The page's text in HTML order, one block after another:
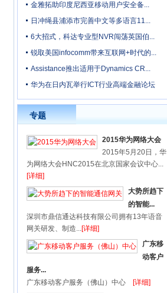
金雅拓助印度尼西亚移动用户安全备...
日冲绳县浦添市完善中文等多语言11...
6大招式，科达专业型NVR闯荡英国伯...
锐取美国infocomm带来互联网+时代的...
Assistance推出适用于Dynamics CR...
华为在日内瓦举行ICT行业高端金融论坛
专题
2015华为网络大会
2015年5月20日，华
为网络大会HNC2015在北京国家会议中心...
[详细]
大势所趋下
的智能...
深圳市鼎信通达科技有限公司拥有13年语音
网关研发、制造...[详细]
广东移
动客户
服务...
广东移动客户服务（佛山）中心 [详细]